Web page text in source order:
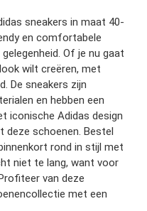
sneakers in maat 40-
en comfortabele
Of je nu gaat
wilt creëren, met
De sneakers zijn
en hebben een
iconische Adidas design
deze schoenen. Bestel
rond in stijl met
niet te lang, want voor
van deze
met een